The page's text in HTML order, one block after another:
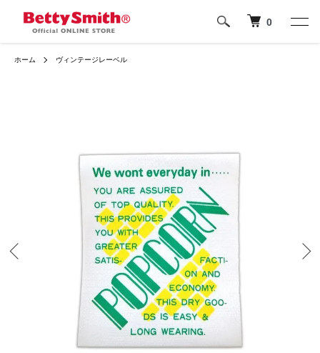
0
ホーム ヴィンテージレーベル